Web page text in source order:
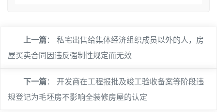
上一篇： 私宅出售给集体经济组织成员以外的人，房
屋买卖合同因违反强制性规定而无效
下一篇： 开发商在工程报批及竣工验收备案等阶段违
规登记为毛坯房不影响全装修房屋的认定